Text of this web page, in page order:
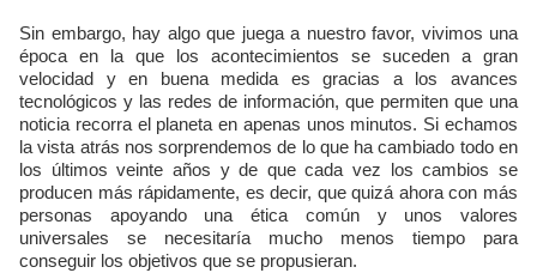
Sin embargo, hay algo que juega a nuestro favor, vivimos una
época en la que los acontecimientos se suceden a gran
velocidad y en buena medida es gracias a los avances
tecnológicos y las redes de información, que permiten que una
noticia recorra el planeta en apenas unos minutos. Si echamos
la vista atrás nos sorprendemos de lo que ha cambiado todo en
los últimos veinte años y de que cada vez los cambios se
producen más rápidamente, es decir, que quizá ahora con más
personas apoyando una ética común y unos valores
universales se necesitaría mucho menos tiempo para
conseguir los objetivos que se propusieran.